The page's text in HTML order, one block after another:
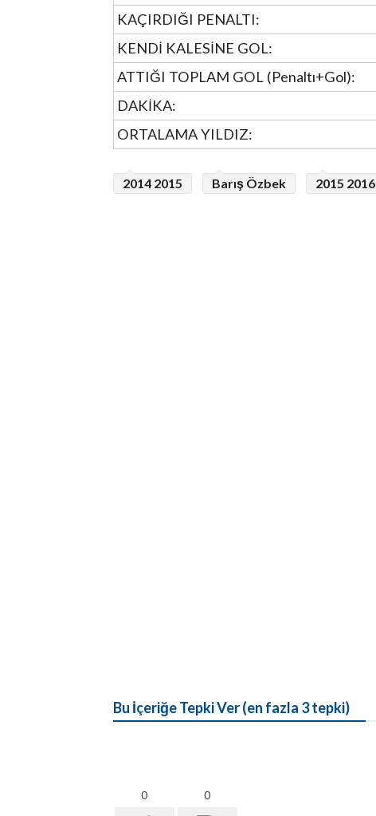
KAÇIRDIĞI PENALTI:
KENDİ KALESİNE GOL:
ATTIĞI TOPLAM GOL (Penaltı+Gol):
DAKİKA:
ORTALAMA YILDIZ:
2014 2015 Barış Özbek 2015 2016
Bu İçeriğe Tepki Ver (en fazla 3 tepki)
0 0